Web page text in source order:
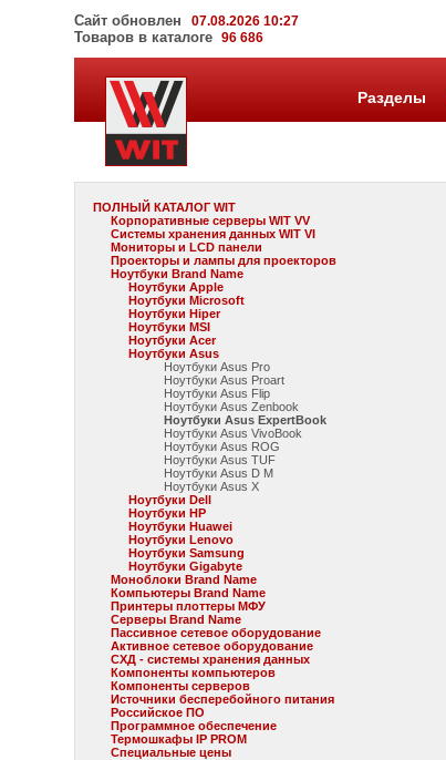
Сайт обновлен 07.08.2026 10:27
Товаров в каталоге96 686
Разделы
ПОЛНЫЙ КАТАЛОГ WIT
Корпоративные серверы WIT VV
Системы хранения данных WIT VI
Мониторы и LCD панели
Проекторы и лампы для проекторов
Ноутбуки Brand Name
Ноутбуки Apple
Ноутбуки Microsoft
Ноутбуки Hiper
Ноутбуки MSI
Ноутбуки Acer
Ноутбуки Asus
Ноутбуки Asus Pro
Ноутбуки Asus Proart
Ноутбуки Asus Flip
Ноутбуки Asus Zenbook
Ноутбуки Asus ExpertBook
Ноутбуки Asus VivoBook
Ноутбуки Asus ROG
Ноутбуки Asus TUF
Ноутбуки Asus D M
Ноутбуки Asus X
Ноутбуки Dell
Ноутбуки HP
Ноутбуки Huawei
Ноутбуки Lenovo
Ноутбуки Samsung
Ноутбуки Gigabyte
Моноблоки Brand Name
Компьютеры Brand Name
Принтеры плоттеры МФУ
Серверы Brand Name
Пассивное сетевое оборудование
Активное сетевое оборудование
СХД - системы хранения данных
Компоненты компьютеров
Компоненты серверов
Источники бесперебойного питания
Российское ПО
Программное обеспечение
Термошкафы IP PROM
Специальные цены